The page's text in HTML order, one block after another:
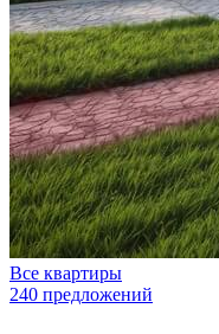
Все квартиры
240 предложений